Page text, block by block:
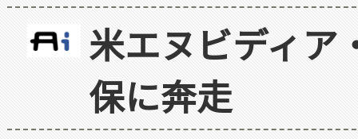
米エヌビディア
保に奔走